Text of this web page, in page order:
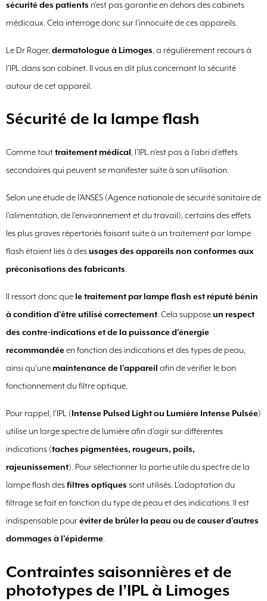
sécurité des patients n’est pas garantie en dehors des cabinets
médicaux. Cela interroge donc sur l’innocuité de ces appareils.
Le Dr Roger,dermatologue à Limoges, a régulièrement recours à
l’IPL dans son cabinet. Il vous en dit plus concernant la sécurité
autour de cet appareil.
Sécurité de la lampe flash
Comme touttraitement médical, l’IPL n’est pas à l’abri d’effets
secondaires qui peuvent se manifester suite à son utilisation.
Selon une étude de l’ANSES (Agence nationale de sécurité sanitaire de
l’alimentation, de l’environnement et du travail), certains des effets
les plus graves répertoriés faisant suite à un traitement par lampe
flash étaient liés à desusages des appareils non conformes aux
préconisations des fabricants.
Il ressort donc que le traitement par lampe flash est réputé bénin
à condition d’être utilisé correctement. Cela supposeun respect
des contre-indications et de la puissance d’énergie
recommandée en fonction des indications et des types de peau,
ainsi qu’une maintenance de l’appareil afin de vérifier le bon
fonctionnement du filtre optique.
Pour rappel, l’IPL (Intense Pulsed Light ou Lumière Intense Pulsée)
utilise un large spectre de lumière afin d’agir sur différentes
indications (taches pigmentées, rougeurs, poils,
rajeunissement). Pour sélectionner la partie utile du spectre de la
lampe flash desfiltres optiques sont utilisés. L’adaptation du
filtrage se fait en fonction du type de peau et des indications. Il est
indispensable pouréviter de brûler la peau ou de causer d’autres
dommages à l’épiderme.
Contraintes saisonnières et de
phototypes de l’IPL à Limoges